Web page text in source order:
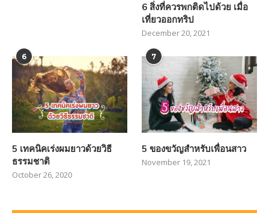
6 สิ่งที่ควรพกติดไปด้วย เมื่อ
เที่ยวออกทริป
December 20, 2021
6
5 เทคนิคเร่งผมยาวด้วยวิธี
ธรรมชาติ
October 26, 2020
7
5 ของขวัญสำหรับเพื่อนสาว
November 19, 2021